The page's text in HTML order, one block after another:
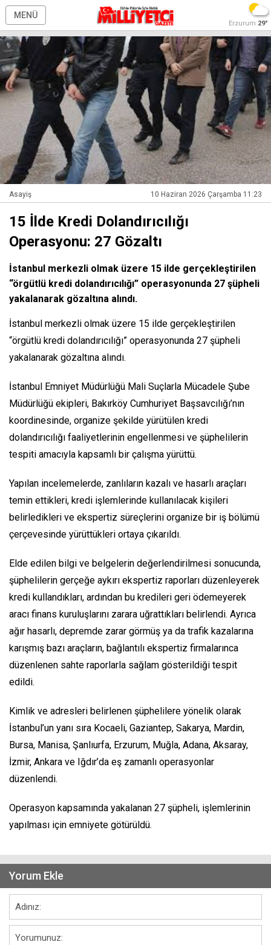
MENÜ
Erzurum 29°
Asayiş 10 Haziran 2026 Çarşamba 11:23
15 İlde Kredi Dolandırıcılığı
Operasyonu: 27 Gözaltı
İstanbul merkezli olmak üzere 15 ilde gerçekleştirilen
“örgütlü kredi dolandırıcılığı” operasyonunda 27 şüpheli
yakalanarak gözaltına alındı.
İstanbul merkezli olmak üzere 15 ilde gerçekleştirilen
“örgütlü kredi dolandırıcılığı” operasyonunda 27 şüpheli
yakalanarak gözaltına alındı.
İstanbul Emniyet Müdürlüğü Mali Suçlarla Mücadele Şube
Müdürlüğü ekipleri, Bakırköy Cumhuriyet Başsavcılığı’nın
koordinesinde, organize şekilde yürütülen kredi
dolandırıcılığı faaliyetlerinin engellenmesi ve şüphelilerin
tespiti amacıyla kapsamlı bir çalışma yürüttü.
Yapılan incelemelerde, zanlıların kazalı ve hasarlı araçları
temin ettikleri, kredi işlemlerinde kullanılacak kişileri
belirledikleri ve ekspertiz süreçlerini organize bir iş bölümü
çerçevesinde yürüttükleri ortaya çıkarıldı.
Elde edilen bilgi ve belgelerin değerlendirilmesi sonucunda,
şüphelilerin gerçeğe aykırı ekspertiz raporları düzenleyerek
kredi kullandıkları, ardından bu kredileri geri ödemeyerek
aracı finans kuruluşlarını zarara uğrattıkları belirlendi. Ayrıca
ağır hasarlı, depremde zarar görmüş ya da trafik kazalarına
karışmış bazı araçların, bağlantılı ekspertiz firmalarınca
düzenlenen sahte raporlarla sağlam gösterildiği tespit
edildi.
Kimlik ve adresleri belirlenen şüphelilere yönelik olarak
İstanbul’un yanı sıra Kocaeli, Gaziantep, Sakarya, Mardin,
Bursa, Manisa, Şanlıurfa, Erzurum, Muğla, Adana, Aksaray,
İzmir, Ankara ve Iğdır’da eş zamanlı operasyonlar
düzenlendi.
Operasyon kapsamında yakalanan 27 şüpheli, işlemlerinin
yapılması için emniyete götürüldü.
Yorum Ekle